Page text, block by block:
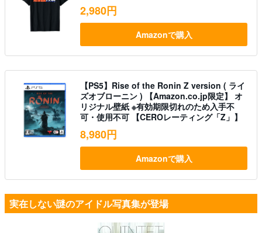
2,980円
Amazonで購入
【PS5】Rise of the Ronin Z version ( ライ
ズオブローニン ) 【Amazon.co.jp限定】 オ
リジナル壁紙 ※有効期限切れのため入手不
可・使用不可 【CEROレーティング「Z」】
8,980円
Amazonで購入
実在しない謎のアイドル写真集が登場